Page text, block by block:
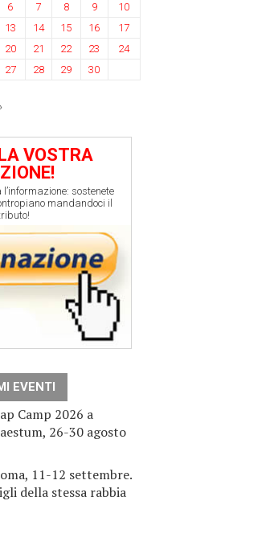
6 7 8 9
10
13 14 15 16
17
20 21 22 23
24
27 28 29 30
VOSTRA
l’informazione: sostenete
mandandoci il
EVENTI
Camp 2026 a
26-30 agosto
11-12 settembre.
della stessa rabbia